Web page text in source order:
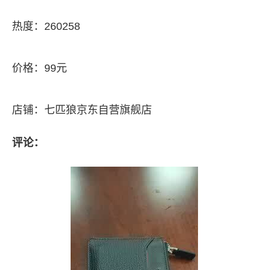
热度：260258
价格：99元
店铺：七匹狼京东自营旗舰店
评论：